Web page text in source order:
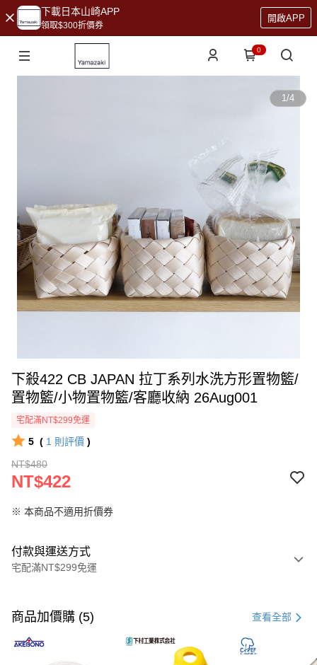
下載日本山崎APP
領取$300折價券
開啟APP
0
1/4
下殺422 CB JAPAN 拉丁系列水洗方形置物籃/
置物籃/小物置物籃/客廳收納 26Aug001
宅配滿NT$299免運
5 ( 1 則評價 )
NT$480
NT$422
※ 本商品不適用折價券
付款與運送方式
宅配滿NT$299免運
信用卡一次付款
超商取貨付款
商品加價購 (5) 查看全部